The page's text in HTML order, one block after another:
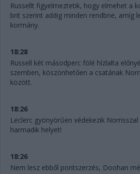
Russellt figyelmeztetik, hogy elmehet a
brit szerint addig minden rendbne, amíg
kormány.
18:28
Russell két másodperc fölé hízlalta
szemben, köszönhetően a csatának
között.
18:26
Leclerc gyönyörűen védekezik
harmadik helyet!
18:26
Nem lesz ebből pontszerzés, Doohan